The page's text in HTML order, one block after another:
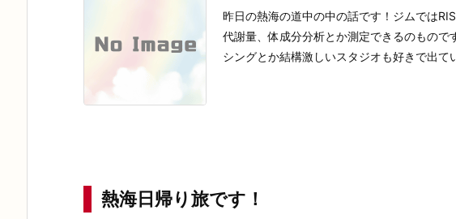
昨日の熱海の道中の中の話です！ジムでは
代謝量、体成分分析とか測定できるのもの
シングとか結構激しいスタジオも好きで出
熱海日帰り旅です！